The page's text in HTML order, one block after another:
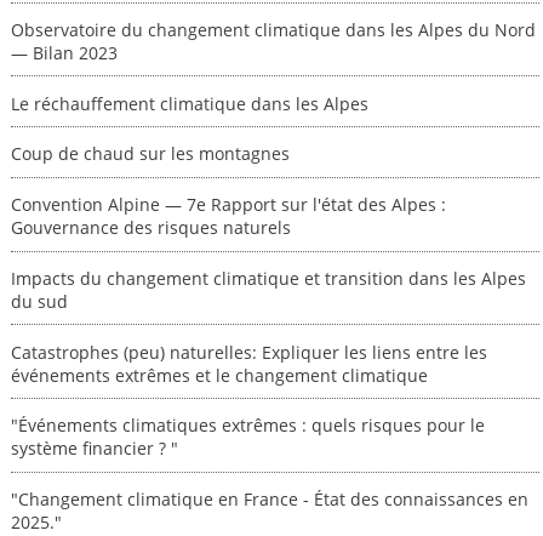
Observatoire du changement climatique dans les Alpes du Nord
— Bilan 2023
Le réchauffement climatique dans les Alpes
Coup de chaud sur les montagnes
Convention Alpine — 7e Rapport sur l'état des Alpes :
Gouvernance des risques naturels
Impacts du changement climatique et transition dans les Alpes
du sud
Catastrophes (peu) naturelles: Expliquer les liens entre les
événements extrêmes et le changement climatique
"Événements climatiques extrêmes : quels risques pour le
système financier ? "
"Changement climatique en France - État des connaissances en
2025."